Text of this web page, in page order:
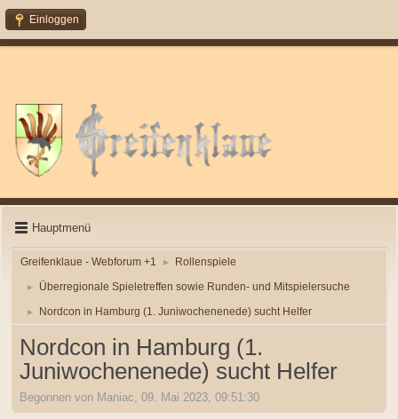
Einloggen
Hauptmenü
Greifenklaue - Webforum +1 ► Rollenspiele
► Überregionale Spieletreffen sowie Runden- und Mitspielersuche
► Nordcon in Hamburg (1. Juniwochenenede) sucht Helfer
Nordcon in Hamburg (1.
Juniwochenenede) sucht Helfer
Begonnen von Maniac, 09. Mai 2023, 09:51:30